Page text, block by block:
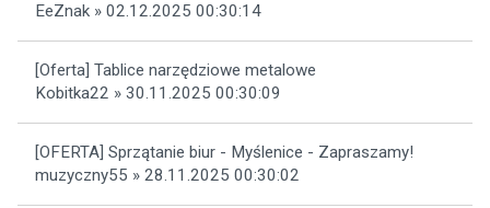
EeZnak » 02.12.2025 00:30:14
[Oferta] Tablice narzędziowe metalowe
Kobitka22 » 30.11.2025 00:30:09
[OFERTA] Sprzątanie biur - Myślenice - Zapraszamy!
muzyczny55 » 28.11.2025 00:30:02